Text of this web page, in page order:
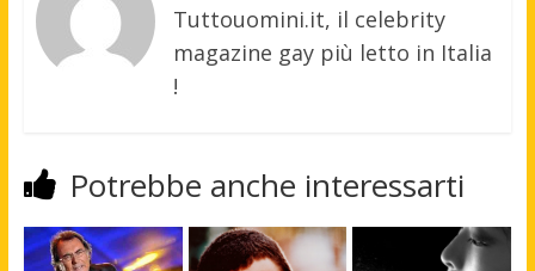
Tuttouomini.it, il celebrity
magazine gay più letto in Italia
!
Potrebbe anche interessarti